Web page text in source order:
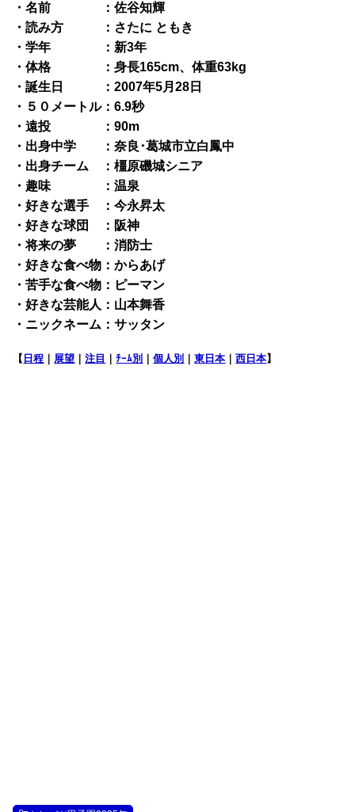
・名前 ：佐谷知輝
・読み方 ：さたに ともき
・学年 ：新3年
・体格 ：身長165cm、体重63kg
・誕生日 ：2007年5月28日
・５０メートル：6.9秒
・遠投 ：90m
・出身中学 ：奈良･葛城市立白鳳中
・出身チーム ：橿原磯城シニア
・趣味 ：温泉
・好きな選手 ：今永昇太
・好きな球団 ：阪神
・将来の夢 ：消防士
・好きな食べ物：からあげ
・苦手な食べ物：ピーマン
・好きな芸能人：山本舞香
・ニックネーム：サッタン
【 日程 ｜ 展望 ｜注目 ｜ﾁｰﾑ別 ｜個人別 ｜東日本 ｜西日本】